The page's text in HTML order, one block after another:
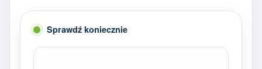
Sprawdź koniecznie